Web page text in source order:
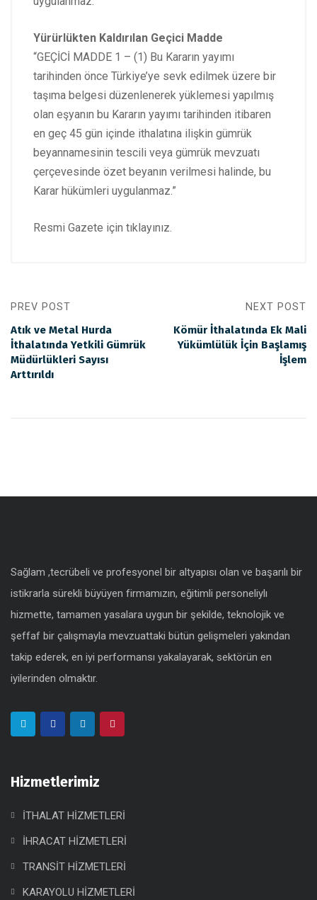
Yürürlükten Kaldırılan Geçici Madde
“GEÇİCİ MADDE 1 – (1) Bu Kararın yayımı
tarihinden önce Türkiye’ye sevk edilmek üzere bir
taşıma belgesi düzenlenerek yüklemesi yapılmış
olan eşyanın bu Kararın yayımı tarihinden itibaren
en geç 45 gün içinde ithalatına ilişkin gümrük
beyannamesinin tescili veya gümrük mevzuatı
çerçevesinde özet beyanın verilmesi halinde, bu
Karar hükümleri uygulanmaz.”
Resmi Gazete için tıklayınız.
PREV POST
Atık ve Metal Hurda
İthalatında Yetkili Gümrük
Müdürlükleri Sayısı
Arttırıldı
NEXT POST
Kömür İthalatında Ek Mali
Yükümlülük İçin Başlamış
İşlem
Sağlam ,tecrübeli ve profesyonel bir altyapısı olan ve başarılı bir
istikrarla sürekli büyüyen firmamızın, eğitimli personeliylı
hizmette, tamamen yasalara uygun bir şekilde, teknolojik ve
şeffaf bir çalışmayla mevzuattaki bütün gelişmeleri yakından
takip ederek, en iyi performansı yakalayarak, sektörün en
iyilerinden olmaktır.
Hizmetlerimiz
İTHALAT HİZMETLERİ
İHRACAT HİZMETLERİ
TRANSİT HİZMETLERİ
KARAYOLU HİZMETLERİ